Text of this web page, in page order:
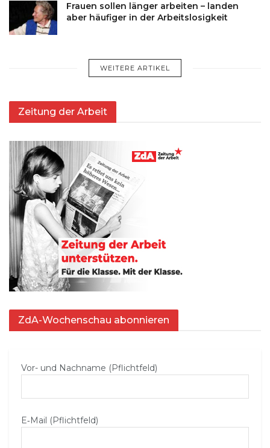
Frauen sollen länger arbeiten – landen
aber häufiger in der Arbeitslosigkeit
WEITERE ARTIKEL
Zeitung der Arbeit
ZdA-Wochenschau abonnieren
Vor- und Nachname (Pflichtfeld)
E‑Mail (Pflichtfeld)